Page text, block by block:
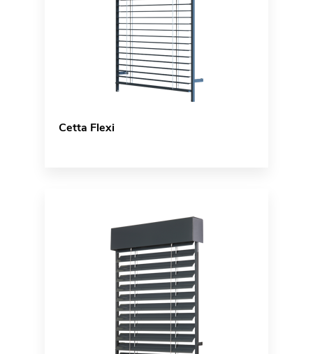
Cetta Flexi